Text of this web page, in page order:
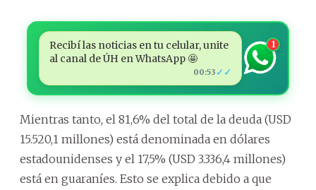
Recibí las noticias en tu celular, unite
al canal de ÚH en WhatsApp 🤩
00:53 ✓✓
1
Mientras tanto, el 81,6% del total de la deuda (USD
15.520,1 millones) está denominada en dólares
estadounidenses y el 17,5% (USD 3.336,4 millones)
está en guaraníes. Esto se explica debido a que